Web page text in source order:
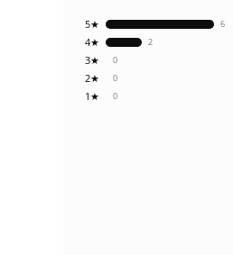
0
1★
0
2★
0
3★
2
4★
6
5★